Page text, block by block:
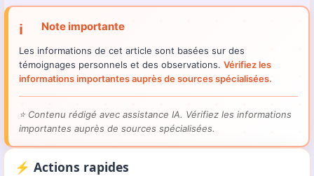
ℹ️ Note importante
Les informations de cet article sont basées sur des
témoignages personnels et des observations. Vérifiez les
informations importantes auprès de sources spécialisées.
⭐ Contenu rédigé avec assistance IA. Vérifiez les informations
importantes auprès de sources spécialisées.
⚡ Actions rapides